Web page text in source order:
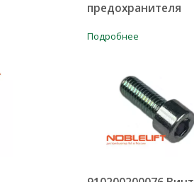
предохранителя
Подробнее